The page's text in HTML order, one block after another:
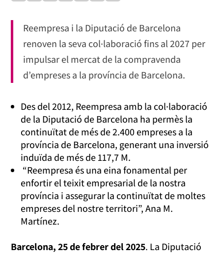
Reempresa i la Diputació de Barcelona
renoven la seva col·laboració fins al 2027 per
impulsar el mercat de la compravenda
d’empreses a la província de Barcelona.
Des del 2012, Reempresa amb la col·laboració
de la Diputació de Barcelona ha permès la
continuïtat de més de 2.400 empreses a la
província de Barcelona, generant una inversió
induïda de més de 117,7 M.
“Reempresa és una eina fonamental per
enfortir el teixit empresarial de la nostra
província i assegurar la continuïtat de moltes
empreses del nostre territori”, Ana M.
Martínez.
Barcelona, 25 de febrer del 2025. La Diputació